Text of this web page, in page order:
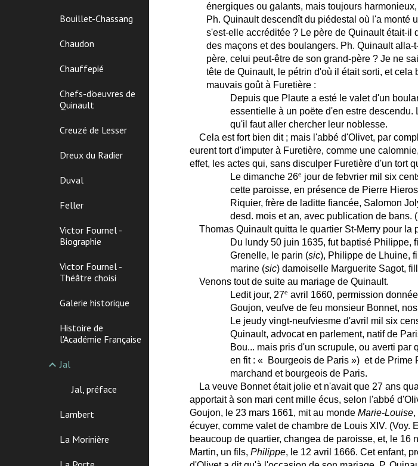
Bouillet-Chassang
Chaudon
Chauffepié
Chefs-d'oeuvres de
Quinault
Creuzé de Lesser
Dreux du Radier
Duval
Feller
Victor Fournel -
Biographie
Victor Fournel -
Théâtre choisi
Galerie historique
Histoire de
l'Académie Française
Jal
Jal, préface
Lambert
La Morinière
énergiques ou galants, mais toujours
Ph. Quinault descendît du piédestal où l'a monté
s'est-elle accréditée ? Le père de Quinault était-
des maçons et des boulangers. Ph. Quinault
père, celui peut-être de son grand-père ? Je ne
tête de Quinault, le pétrin d'où il était sorti, et cela
mauvais goût à Furetière :
Depuis que Plaute a esté le valet d'un
essentielle à un poëte d'en estre
qu'il faut aller chercher leur noblesse.
Cela est fort bien dit ; mais l'abbé d'Olivet, par
eurent tort d'imputer à Furetière, comme une
effet, les actes qui, sans disculper Furetière d'un tort
Le dimanche 26e jour de febvrier mil six
cette paroisse, en présence de Pierre
Riquier, frère de laditte fiancée, Salomon
desd. mois et an, avec publication de bans.
Thomas Quinault quitta le quartier St-Merry pour
Du lundy 50 juin 1635, fut baptisé Philippe,
Grenelle, le parin (sic), Philippe de Lhuine,
marine (sic) damoiselle Marguerite Sagot,
Venons tout de suite au mariage de Quinault.
Ledit jour, 27e avril 1660, permission
Goujon, veufve de feu monsieur Bonnet,
Le jeudy vingt-neufviesme d'avril mil six
Quinault, advocat en parlement, natif de
Bou... mais pris d'un scrupule, ou averti par
en fit : « Bourgeois de Paris ») et de Prime
marchand et bourgeois de Paris.
La veuve Bonnet était jolie et n'avait que 27 ans
apportait à son mari cent mille écus, selon l'abbé
Goujon, le 23 mars 1661, mit au mondeMarie-Louise,
écuyer, comme valet de chambre de Louis XIV.
beaucoup de quartier, changea de paroisse, et, le 16
Martin, un fils,Philippe, le 12 avril 1666. Cet enfant,